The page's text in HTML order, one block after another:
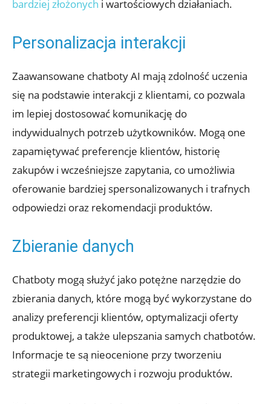
bardziej złożonych i wartościowych działaniach.
Personalizacja interakcji
Zaawansowane chatboty AI mają zdolność uczenia
się na podstawie interakcji z klientami, co pozwala
im lepiej dostosować komunikację do
indywidualnych potrzeb użytkowników. Mogą one
zapamiętywać preferencje klientów, historię
zakupów i wcześniejsze zapytania, co umożliwia
oferowanie bardziej spersonalizowanych i trafnych
odpowiedzi oraz rekomendacji produktów.
Zbieranie danych
Chatboty mogą służyć jako potężne narzędzie do
zbierania danych, które mogą być wykorzystane do
analizy preferencji klientów, optymalizacji oferty
produktowej, a także ulepszania samych chatbotów.
Informacje te są nieocenione przy tworzeniu
strategii marketingowych i rozwoju produktów.